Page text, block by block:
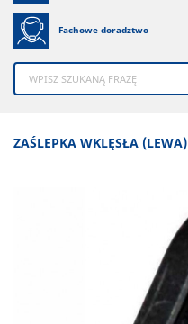
Fachowe doradztwo
ZAŚLEPKA WKLĘSŁA (LEWA)